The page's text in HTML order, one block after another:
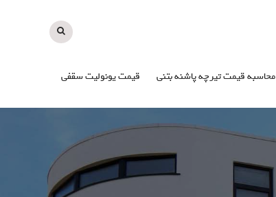
محاسبه قیمت تیرچه پاشنه بتنی قیمت یونولیت سقفی